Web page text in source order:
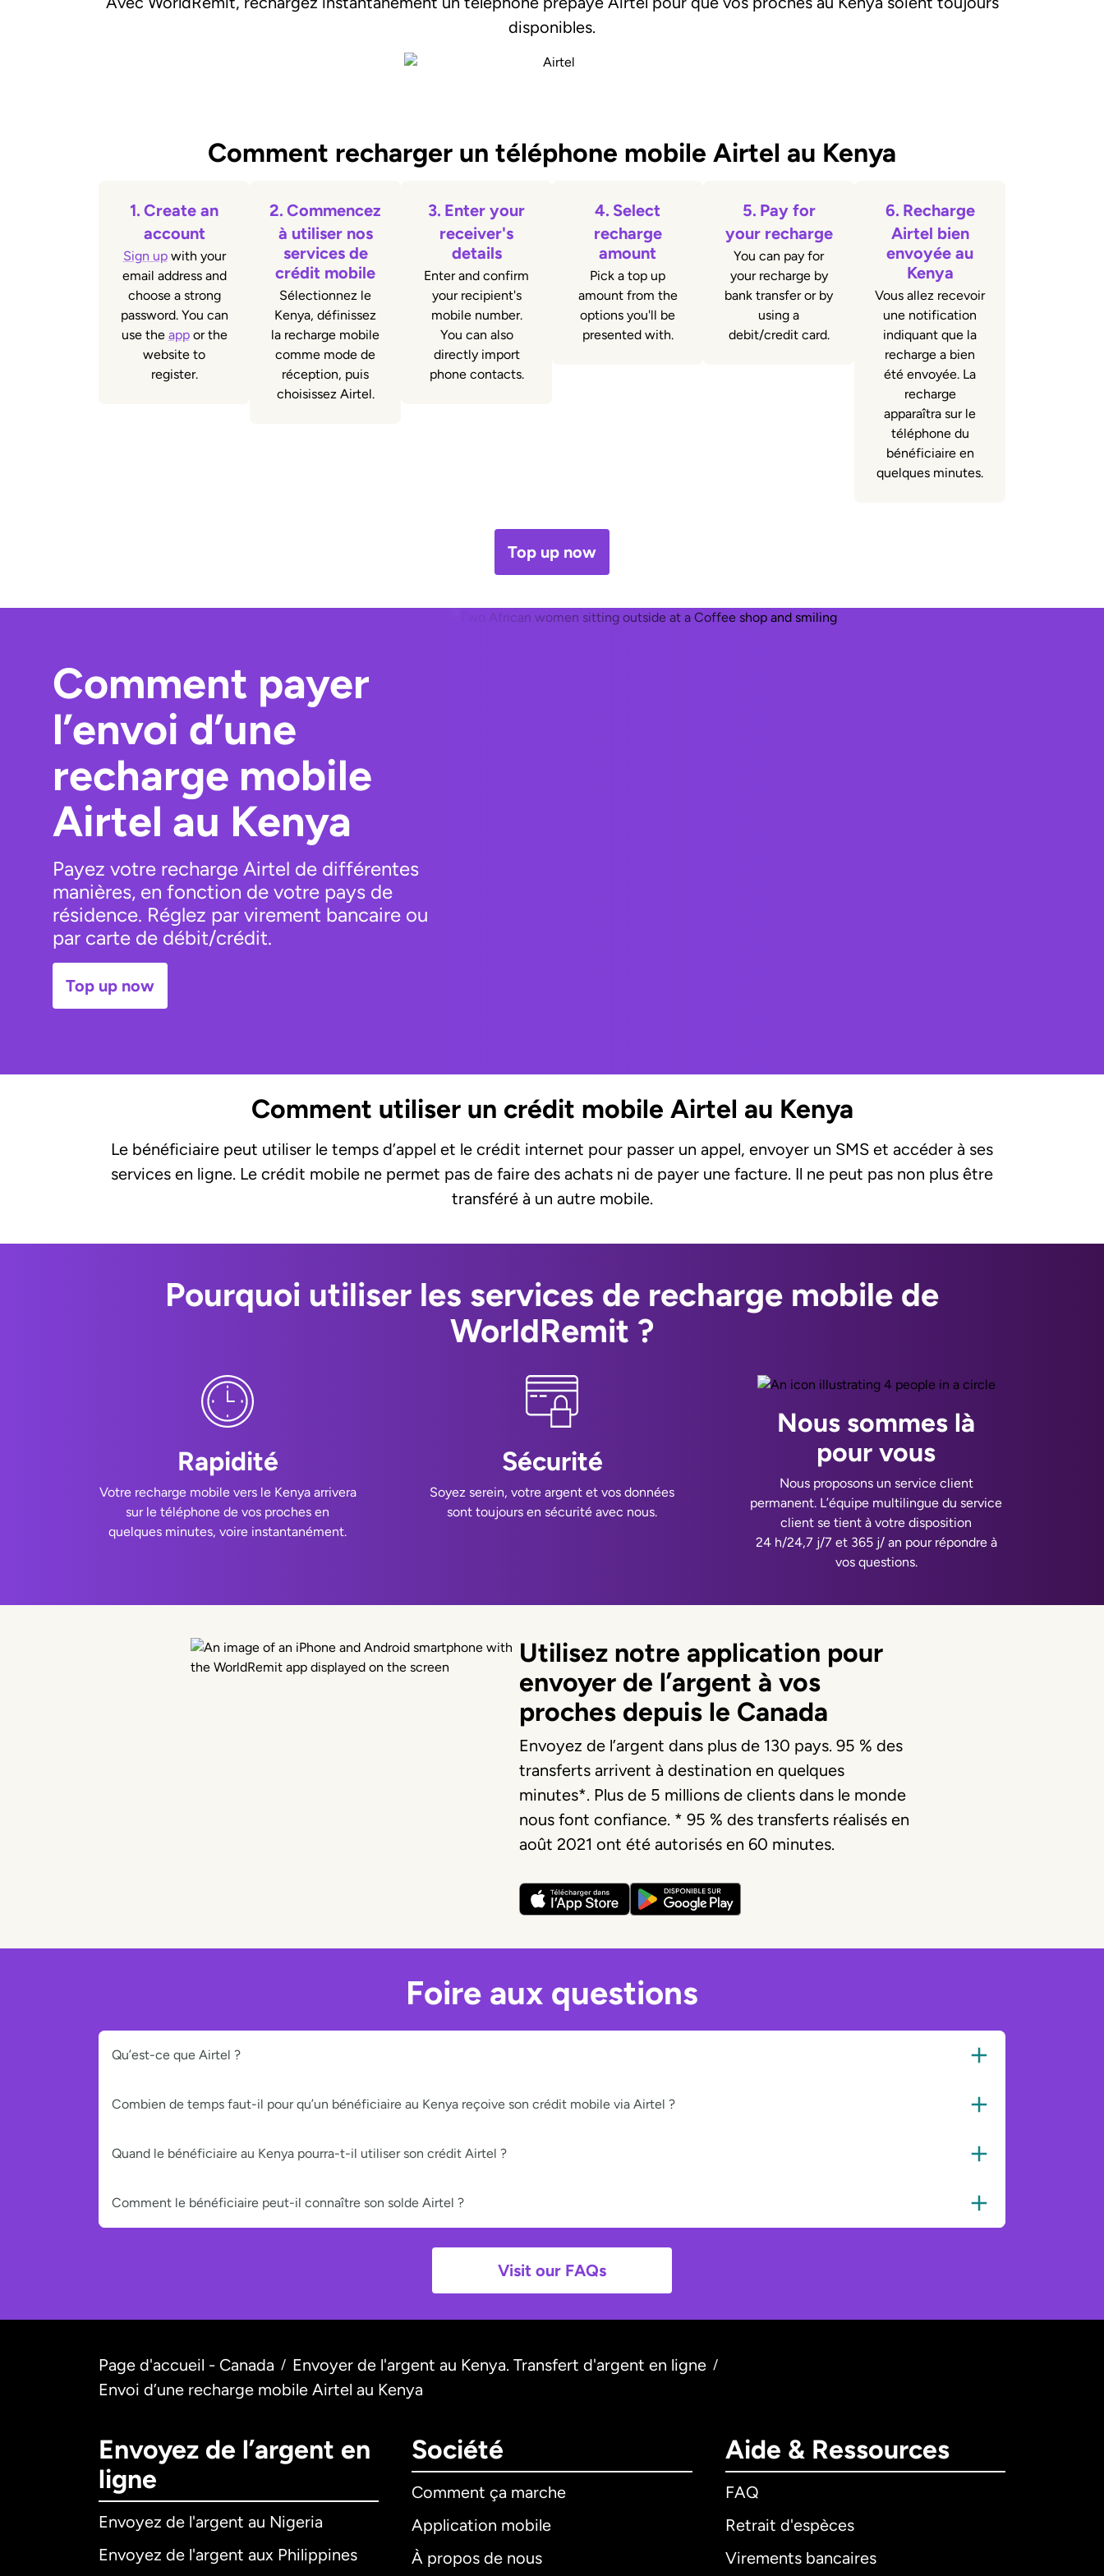
disponibles.
Comment recharger un téléphone mobile Airtel au Kenya
1. Create an
account
Sign upwith your
email address and
choose a strong
password. You can
use the appor the
website to
register.
2. Commencez
à utiliser nos
services de
crédit mobile
Sélectionnez le
Kenya, définissez
la recharge mobile
comme mode de
réception, puis
choisissez Airtel.
3. Enter your
receiver's
details
Enter and confirm
your recipient's
mobile number.
You can also
directly import
phone contacts.
4. Select
recharge
amount
Pick a top up
amount from the
options you'll be
presented with.
5. Pay for
your recharge
You can pay for
your recharge by
bank transfer or by
using a
debit/credit card.
6. Recharge
Airtel bien
envoyée au
Kenya
Vous allez recevoir
une notification
indiquant que la
recharge a bien
été envoyée. La
recharge
apparaîtra sur le
téléphone du
bénéficiaire en
quelques minutes.
Top up now
Comment payer
l’envoi d’une
recharge mobile
Airtel au Kenya
Payez votre recharge Airtel de différentes
manières, en fonction de votre pays de
résidence. Réglez par virement bancaire ou
par carte de débit/crédit.
Top up now
Comment utiliser un crédit mobile Airtel au Kenya
Le bénéficiaire peut utiliser le temps d’appel et le crédit internet pour passer un appel, envoyer un SMS et accéder à ses
services en ligne. Le crédit mobile ne permet pas de faire des achats ni de payer une facture. Il ne peut pas non plus être
transféré à un autre mobile.
Pourquoi utiliser les services de recharge mobile de
WorldRemit ?
Rapidité
Votre recharge mobile vers le Kenya arrivera
sur le téléphone de vos proches en
quelques minutes, voire instantanément.
Sécurité
Soyez serein, votre argent et vos données
sont toujours en sécurité avec nous.
Nous sommes là
pour vous
Nous proposons un service client
permanent. L’équipe multilingue du service
client se tient à votre disposition
24 h/24,7 j/7 et 365 j/ an pour répondre à
vos questions.
Utilisez notre application pour
envoyer de l’argent à vos
proches depuis le Canada
Envoyez de l’argent dans plus de 130 pays. 95 % des
transferts arrivent à destination en quelques
minutes*. Plus de 5 millions de clients dans le monde
nous font confiance. * 95 % des transferts réalisés en
août 2021 ont été autorisés en 60 minutes.
Foire aux questions
Qu’est-ce que Airtel ?
Combien de temps faut-il pour qu’un bénéficiaire au Kenya reçoive son crédit mobile via Airtel ?
Quand le bénéficiaire au Kenya pourra-t-il utiliser son crédit Airtel ?
Comment le bénéficiaire peut-il connaître son solde Airtel ?
Visit our FAQs
Page d'accueil - Canada / Envoyer de l'argent au Kenya. Transfert d'argent en ligne /
Envoi d’une recharge mobile Airtel au Kenya
Envoyez de l’argent en
ligne
Envoyez de l'argent au Nigeria
Envoyez de l'argent aux Philippines
Société
Comment ça marche
Application mobile
À propos de nous
Aide & Ressources
FAQ
Retrait d'espèces
Virements bancaires